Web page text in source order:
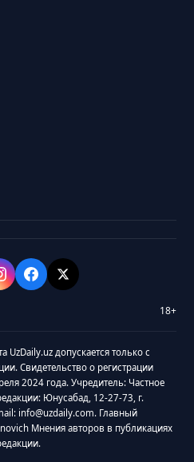
18+
UzDaily.uz допускается только с
Свидетельство о регистрации
2024 года. Учредитель: Частное
Юнусабад, 12-27-73, г.
info@uzdaily.com. Главный
Мнения авторов в публикациях